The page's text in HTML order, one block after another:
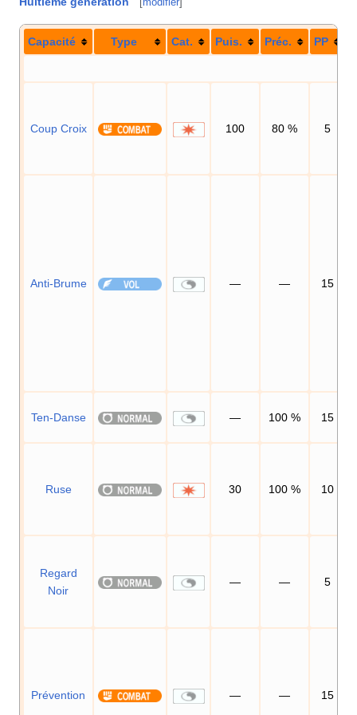
Capacité Type Cat. Puis. Préc. PP
Coup Croix 100 80 % 5
Anti-Brume — — 15
Ten-Danse — 100 % 15
Ruse 30 100 % 10
Regard
Noir
— — 5
Prévention — — 15